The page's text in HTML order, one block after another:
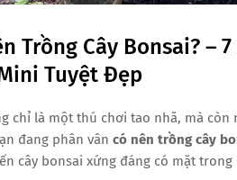
Trồng Cây Bonsai? –
Tuyệt Đẹp
chỉ là một thú chơi tao nhã, mà
đang phân vân có nên trồng cây
cây bonsai xứng đáng có mặt